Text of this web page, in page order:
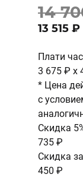
14
13 515 ₽
Плати
3 675 ₽ x
* Цена
с
Скидка
735 ₽
Скидка
450 ₽